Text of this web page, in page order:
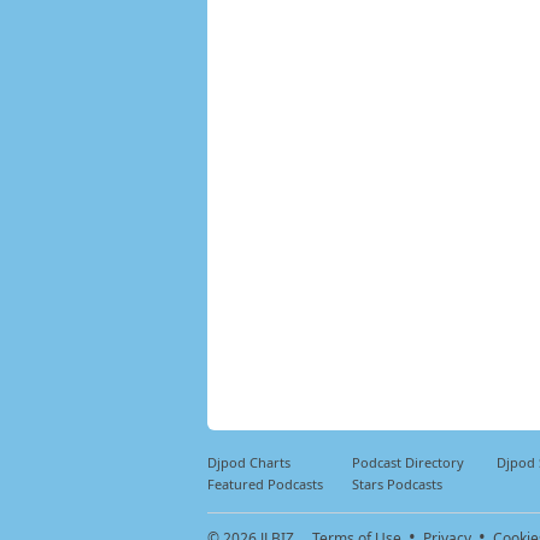
DJ
Djpod Charts Podcast Directory
Djpod
Featured Podcasts
Stars Podcasts